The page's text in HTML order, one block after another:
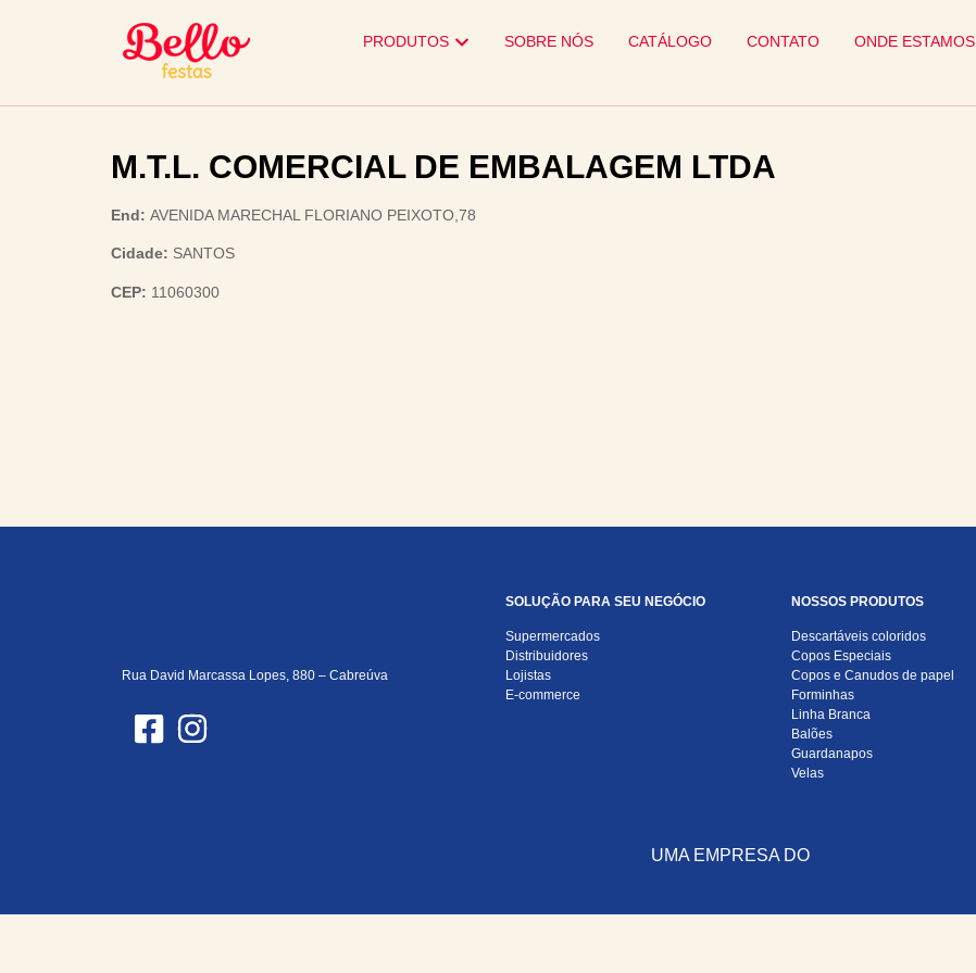
PRODUTOS SOBRE NÓS CATÁLOGO CONTATO ONDE ESTAMOS
M.T.L. COMERCIAL DE EMBALAGEM LTDA
End: AVENIDA MARECHAL FLORIANO PEIXOTO,78
Cidade: SANTOS
CEP: 11060300
Rua David Marcassa Lopes, 880 – Cabreúva
SOLUÇÃO PARA SEU NEGÓCIO
Supermercados
Distribuidores
Lojistas
E-commerce
NOSSOS PRODUTOS
Descartáveis coloridos
Copos Especiais
Copos e Canudos de papel
Forminhas
Linha Branca
Balões
Guardanapos
Velas
UMA EMPRESA DO